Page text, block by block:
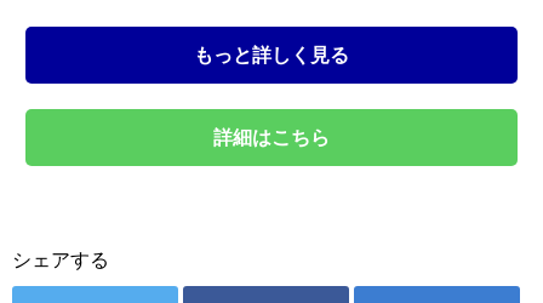
もっと詳しく見る
詳細はこちら
シェアする